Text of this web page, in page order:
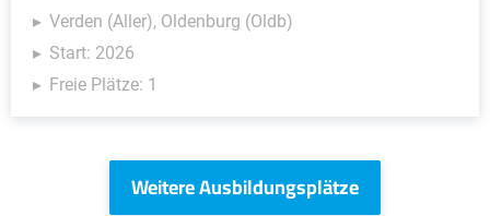
Verden (Aller), Oldenburg (Oldb)
Start: 2026
Freie Plätze: 1
Weitere Ausbildungsplätze